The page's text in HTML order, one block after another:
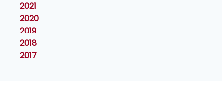
2021
2020
2019
2018
2017